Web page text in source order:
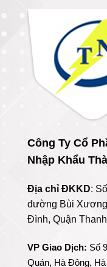
Công Ty Cổ
Nhập Khẩu
Địa chỉ ĐKKD:
đường Bùi
Đình, Quận
VP Giao Dịch: Số
Quán, Hà Đông,